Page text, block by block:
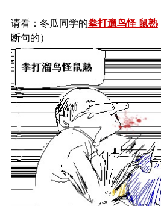
请看：冬瓜同学的拳打遛鸟怪 鼠熟
断句的）